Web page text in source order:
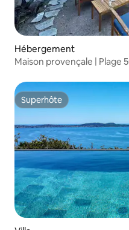
Hébergement
Maison provençale | Plage
Superhôte
Superhôte